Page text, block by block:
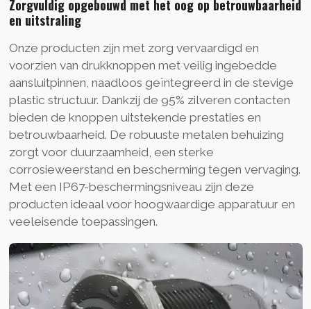
Zorgvuldig opgebouwd met het oog op betrouwbaarheid
en uitstraling
Onze producten zijn met zorg vervaardigd en
voorzien van drukknoppen met veilig ingebedde
aansluitpinnen, naadloos geïntegreerd in de stevige
plastic structuur. Dankzij de 95% zilveren contacten
bieden de knoppen uitstekende prestaties en
betrouwbaarheid. De robuuste metalen behuizing
zorgt voor duurzaamheid, een sterke
corrosieweerstand en bescherming tegen vervaging.
Met een IP67-beschermingsniveau zijn deze
producten ideaal voor hoogwaardige apparatuur en
veeleisende toepassingen.